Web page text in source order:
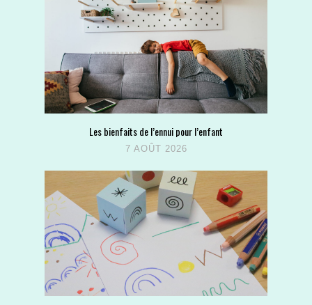
Les bienfaits de l’ennui pour l’enfant
7 AOÛT 2026